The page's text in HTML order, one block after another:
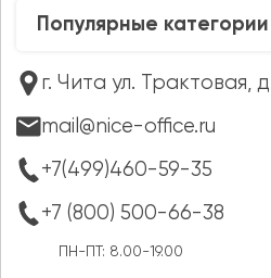
Популярные категории
г. Чита ул. Трактовая,
mail@nice-office.ru
+7(499)460-59-35
+7 (800) 500-66-38
ПН-ПТ: 8.00-19.00